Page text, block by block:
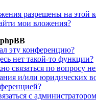
разрешены на этой
мои вложения?
эту конференцию?
нет такой-то функции?
связаться по вопросу
и/или юридических
с